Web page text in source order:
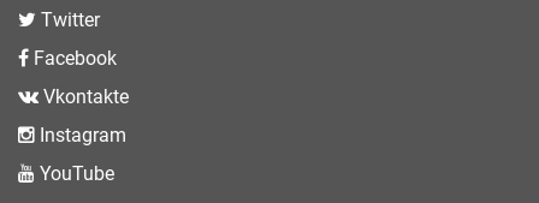
Twitter
Facebook
Vkontakte
Instagram
YouTube